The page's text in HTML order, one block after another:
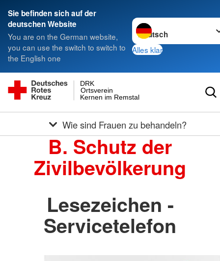
Sie befinden sich auf der
deutschen Website
You are on the German website,
you can use the switch to switch to
the English one
Sprache wechseln zu
Alles klar
Kernen im Remstal
Ortsverein
DRK
Wie sind Frauen zu behandeln?
B. Schutz der
Zivilbevölkerung
Lesezeichen -
Servicetelefon